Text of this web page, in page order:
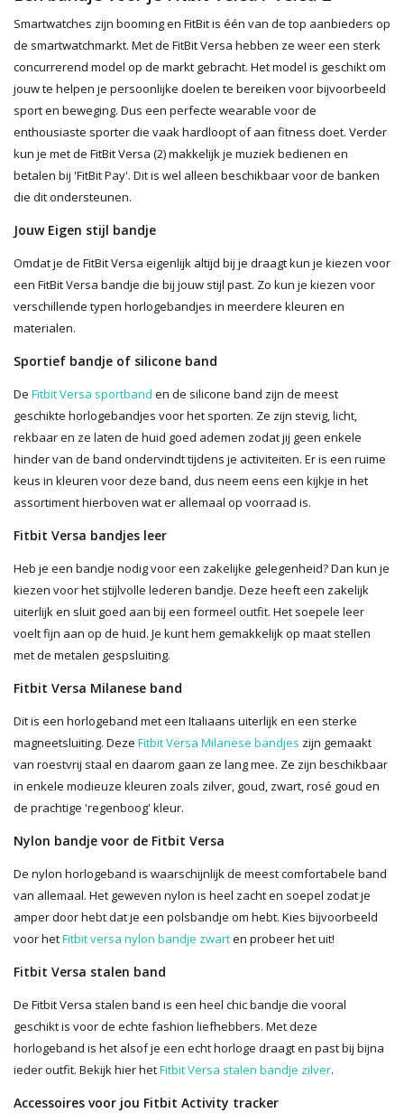
Smartwatches zijn booming en FitBit is één van de top aanbieders op
de smartwatchmarkt. Met de FitBit Versa hebben ze weer een sterk
concurrerend model op de markt gebracht. Het model is geschikt om
jouw te helpen je persoonlijke doelen te bereiken voor bijvoorbeeld
sport en beweging. Dus een perfecte wearable voor de
enthousiaste sporter die vaak hardloopt of aan fitness doet. Verder
kun je met de FitBit Versa (2) makkelijk je muziek bedienen en
betalen bij 'FitBit Pay'. Dit is wel alleen beschikbaar voor de banken
die dit ondersteunen.
Jouw Eigen stijl bandje
Omdat je de FitBit Versa eigenlijk altijd bij je draagt kun je kiezen voor
een FitBit Versa bandje die bij jouw stijl past. Zo kun je kiezen voor
verschillende typen horlogebandjes in meerdere kleuren en
materialen.
Sportief bandje of silicone band
De Fitbit Versa sportband en de silicone band zijn de meest
geschikte horlogebandjes voor het sporten. Ze zijn stevig, licht,
rekbaar en ze laten de huid goed ademen zodat jij geen enkele
hinder van de band ondervindt tijdens je activiteiten. Er is een ruime
keus in kleuren voor deze band, dus neem eens een kijkje in het
assortiment hierboven wat er allemaal op voorraad is.
Fitbit Versa bandjes leer
Heb je een bandje nodig voor een zakelijke gelegenheid? Dan kun je
kiezen voor het stijlvolle lederen bandje. Deze heeft een zakelijk
uiterlijk en sluit goed aan bij een formeel outfit. Het soepele leer
voelt fijn aan op de huid. Je kunt hem gemakkelijk op maat stellen
met de metalen gespsluiting.
Fitbit Versa Milanese band
Dit is een horlogeband met een Italiaans uiterlijk en een sterke
magneetsluiting. Deze Fitbit Versa Milanese bandjes zijn gemaakt
van roestvrij staal en daarom gaan ze lang mee. Ze zijn beschikbaar
in enkele modieuze kleuren zoals zilver, goud, zwart, rosé goud en
de prachtige 'regenboog' kleur.
Nylon bandje voor de Fitbit Versa
De nylon horlogeband is waarschijnlijk de meest comfortabele band
van allemaal. Het geweven nylon is heel zacht en soepel zodat je
amper door hebt dat je een polsbandje om hebt. Kies bijvoorbeeld
voor hetFitbit versa nylon bandje zwarten probeer het uit!
Fitbit Versa stalen band
De Fitbit Versa stalen band is een heel chic bandje die vooral
geschikt is voor de echte fashion liefhebbers. Met deze
horlogeband is het alsof je een echt horloge draagt en past bij bijna
ieder outfit. Bekijk hier hetFitbit Versa stalen bandje zilver.
Accessoires voor jou Fitbit Activity tracker